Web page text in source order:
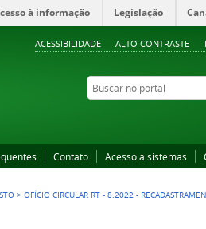
ACESSIBILIDADE ALTO CONTRASTE
à informação Legislação
Buscar no portal
Contato Acesso a sistemas
>OFÍCIO CIRCULAR RT - 8.2022 -